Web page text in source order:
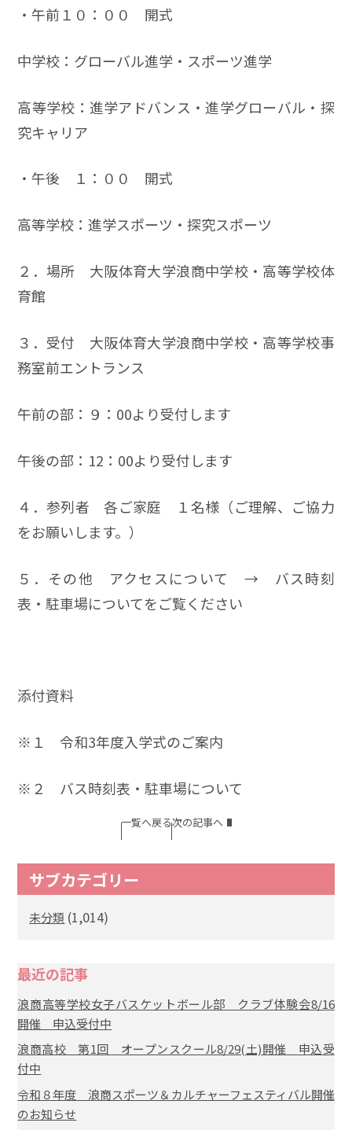
・午前１０：００ 開式
中学校：グローバル進学・スポーツ進学
高等学校：進学アドバンス・進学グローバル・探
究キャリア
・午後 １：００ 開式
高等学校：進学スポーツ・探究スポーツ
２．場所 大阪体育大学浪商中学校・高等学校体
育館
３．受付 大阪体育大学浪商中学校・高等学校事
務室前エントランス
午前の部：９：00より受付します
午後の部：12：00より受付します
４．参列者 各ご家庭 １名様（ご理解、ご協力
をお願いします。）
５．その他 アクセスについて → バス時刻
表・駐車場についてをご覧ください
添付資料
※１令和3年度入学式のご案内
※２ バス時刻表・駐車場について
一覧へ戻る次の記事へ
サブカテゴリー
未分類 (1,014)
最近の記事
浪商高等学校女子バスケットボール部 クラブ体験会8/16
開催 申込受付中
浪商高校 第1回 オープンスクール8/29(土)開催 申込受
付中
令和８年度 浪商スポーツ＆カルチャーフェスティバル開催
のお知らせ